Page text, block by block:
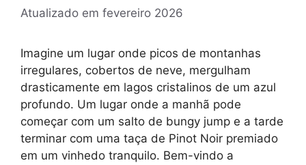
Atualizado em fevereiro 2026
Imagine um lugar onde picos de montanhas
irregulares, cobertos de neve, mergulham
drasticamente em lagos cristalinos de um azul
profundo. Um lugar onde a manhã pode
começar com um salto de bungy jump e a tarde
terminar com uma taça de Pinot Noir premiado
em um vinhedo tranquilo. Bem-vindo a